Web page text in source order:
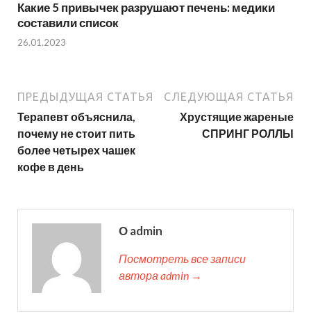
Какие 5 привычек разрушают печень: медики
составили список
26.01.2023
ПРЕДЫДУЩАЯ СТАТЬЯ
Терапевт объяснила,
почему не стоит пить
более четырех чашек
кофе в день
СЛЕДУЮЩАЯ СТАТЬЯ
Хрустящие жареные
СПРИНГ РОЛЛЫ
О admin
Посмотреть все записи
автора admin →